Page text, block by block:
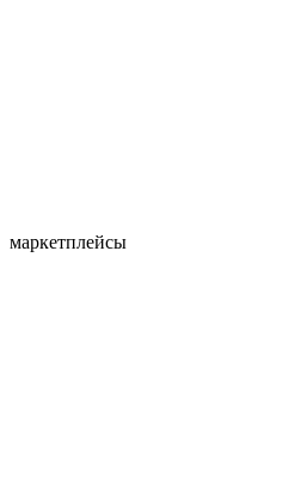
маркетплейсы